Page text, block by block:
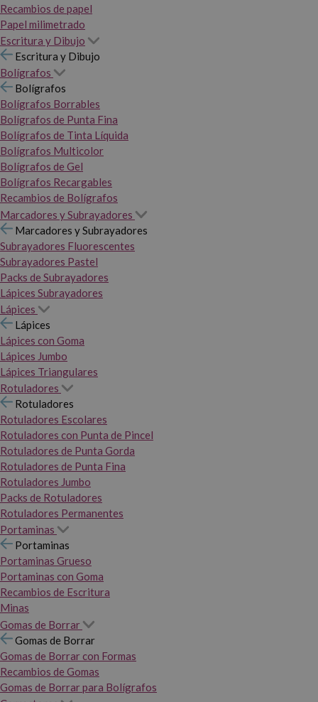
Recambios de papel
Papel milimetrado
Escritura y Dibujo
Escritura y Dibujo
Bolígrafos
Bolígrafos
Bolígrafos Borrables
Bolígrafos de Punta Fina
Bolígrafos de Tinta Líquida
Bolígrafos Multicolor
Bolígrafos de Gel
Bolígrafos Recargables
Recambios de Bolígrafos
Marcadores y Subrayadores
Marcadores y Subrayadores
Subrayadores Fluorescentes
Subrayadores Pastel
Packs de Subrayadores
Lápices Subrayadores
Lápices
Lápices
Lápices con Goma
Lápices Jumbo
Lápices Triangulares
Rotuladores
Rotuladores
Rotuladores Escolares
Rotuladores con Punta de Pincel
Rotuladores de Punta Gorda
Rotuladores de Punta Fina
Rotuladores Jumbo
Packs de Rotuladores
Rotuladores Permanentes
Portaminas
Portaminas
Portaminas Grueso
Portaminas con Goma
Recambios de Escritura
Minas
Gomas de Borrar
Gomas de Borrar
Gomas de Borrar con Formas
Recambios de Gomas
Gomas de Borrar para Bolígrafos